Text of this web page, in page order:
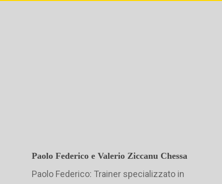
Paolo Federico e Valerio Ziccanu Chessa
Paolo Federico: Trainer specializzato in